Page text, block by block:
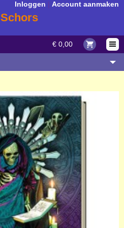
€ 0,00
Inloggen Account aanmaken